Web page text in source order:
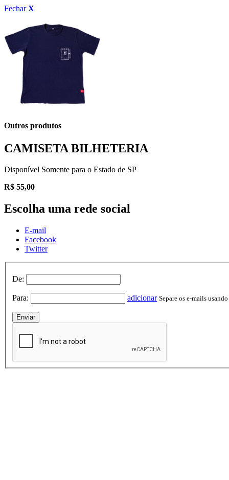
FecharX
Outros produtos
CAMISETA BILHETERIA
Disponível Somente para o Estado de SP
R$ 55,00
Escolha uma rede social
E-mail
Facebook
Twitter
De:
Para: adicionar Separe os e-mails